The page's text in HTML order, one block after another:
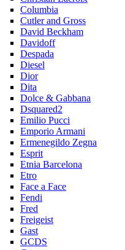
Columbia
Cutler and Gross
David Beckham
Davidoff
Despada
Diesel
Dior
Dita
Dolce & Gabbana
Dsquared2
Emilio Pucci
Emporio Armani
Ermenegildo Zegna
Esprit
Etnia Barcelona
Etro
Face a Face
Fendi
Fred
Freigeist
Gast
GCDS